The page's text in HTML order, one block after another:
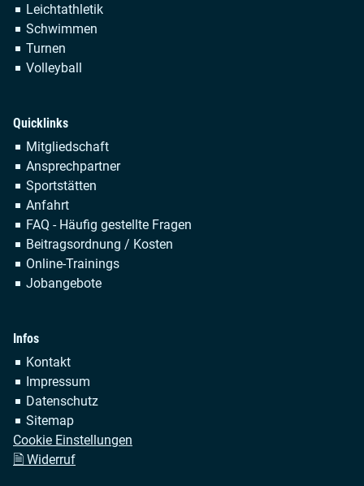
Leichtathletik
Schwimmen
Turnen
Volleyball
Quicklinks
Navigation
überspringen
Mitgliedschaft
Ansprechpartner
Sportstätten
Anfahrt
FAQ - Häufig gestellte Fragen
Beitragsordnung / Kosten
Online-Trainings
Jobangebote
Infos
Navigation
überspringen
Kontakt
Impressum
Datenschutz
Sitemap
Cookie Einstellungen
🗎 Widerruf